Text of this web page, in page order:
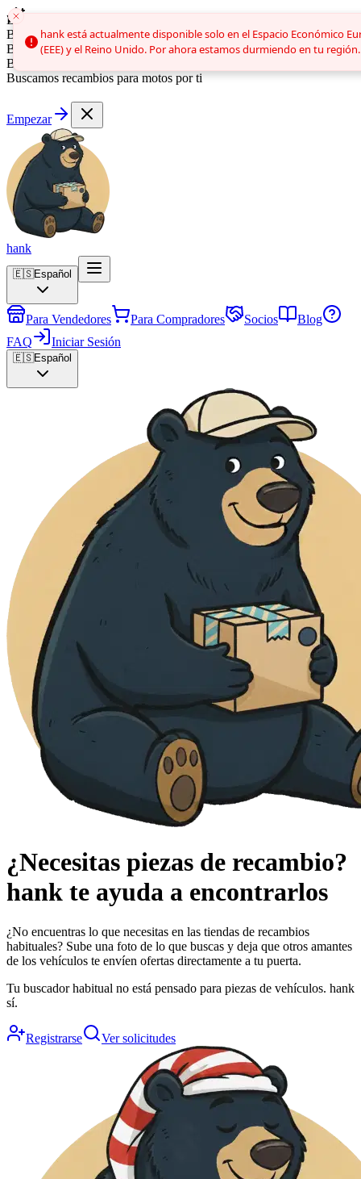
Buscamos discos de freno por ti
Buscamos embragues por ti
Buscamos parachoques por ti
Buscamos recambios para coches por ti
Buscamos recambios para motos por ti
Empezar
hank
🇪🇸Español
Para Vendedores Para Compradores Socios
Blog
FAQ
Iniciar Sesión
🇪🇸Español
¿Necesitas piezas de recambio?
hank te ayuda a encontrarlos
¿No encuentras lo que necesitas en las tiendas de recambios
habituales? Sube una foto de lo que buscas y deja que otros amantes
de los vehículos te envíen ofertas directamente a tu puerta.
Tu buscador habitual no está pensado para piezas de vehículos. hank
sí.
Registrarse Ver solicitudes
hank está actualmente disponible solo en el Espacio Económico
(EEE) y el Reino Unido. Por ahora estamos durmiendo en tu región.
hank está actualmente disponible solo en el Espacio Económico
(EEE) y el Reino Unido. Por ahora estamos durmiendo en tu región.